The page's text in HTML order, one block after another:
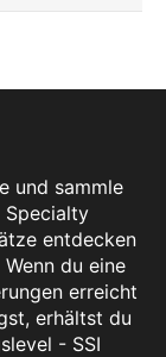
und sammle
Specialty
entdecken
du eine
erreicht
erhältst du
- SSI